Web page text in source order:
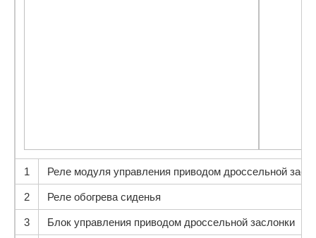
1 Реле модуля управления приводом дроссельной
2 Реле обогрева сиденья
3 Блок управления приводом дроссельной заслонки